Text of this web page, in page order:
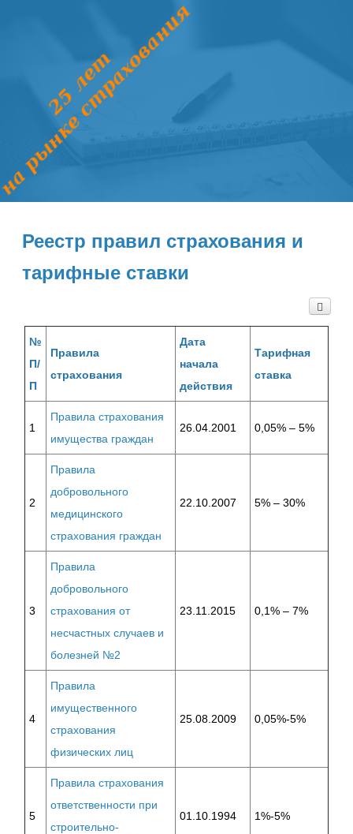
Реестр правил страхования и
тарифные ставки
№
П/
П
Правила
страхования
Дата
начала
действия
Тарифная
ставка
1
Правила страхования
имущества граждан
26.04.2001 0,05% – 5%
2
Правила
добровольного
медицинского
страхования граждан
22.10.2007 5% – 30%
3
Правила
добровольного
страхования от
несчастных случаев и
болезней №2
23.11.2015 0,1% – 7%
4
Правила
имущественного
страхования
физических лиц
25.08.2009 0,05%-5%
5
Правила страхования
ответственности при
строительно-
01.10.1994 1%-5%